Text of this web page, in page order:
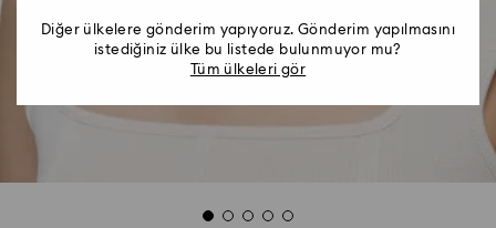
Diğer ülkelere gönderim yapıyoruz. Gönderim yapılmasını
istediğiniz ülke bu listede bulunmuyor mu?
Tüm ülkeleri gör